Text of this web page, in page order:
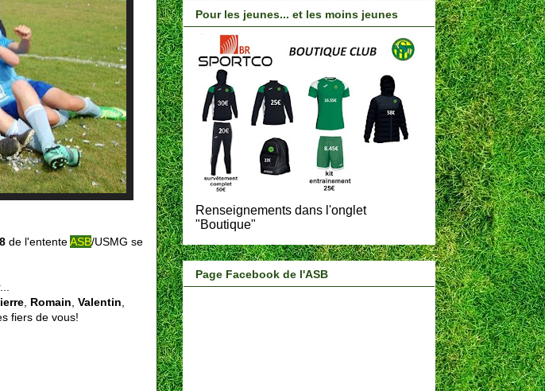
de l'ententeASB/USMG se
Romain Valentin
fiers de vous!
Pour les jeunes... et les moins jeunes
Renseignements dans l'onglet
"Boutique"
Page Facebook de l'ASB